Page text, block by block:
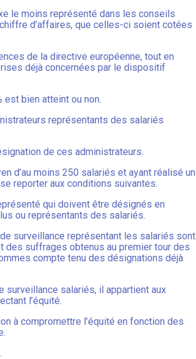
le moins représenté dans les conseils
d’affaires, que celles-ci soient cotées
de la directive européenne, tout en
déjà concernées par le dispositif
bien atteint ou non.
représentants des salariés
de ces administrateurs.
d’au moins 250 salariés et ayant réalisé un
reporter aux conditions suivantes.
qui doivent être désignés en
ou représentants des salariés.
surveillance représentant les salariés sont
des suffrages obtenus au premier tour des
compte tenu des désignations déjà
salariés, il appartient aux
l’équité.
à compromettre l’équité en fonction des